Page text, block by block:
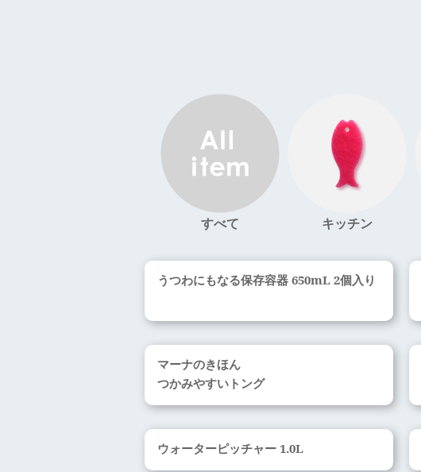
すべて キッチン
うつわにもなる保存容器 650mL 2個入り
マーナのきほん
つかみやすいトング
ウォーターピッチャー 1.0L